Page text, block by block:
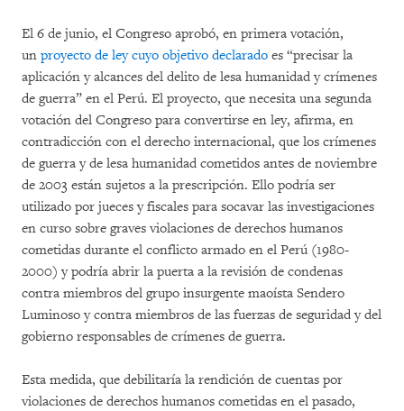
El 6 de junio, el Congreso aprobó, en primera votación,
un proyecto de ley cuyo objetivo declarado es “precisar la
aplicación y alcances del delito de lesa humanidad y crímenes
de guerra” en el Perú. El proyecto, que necesita una segunda
votación del Congreso para convertirse en ley, afirma, en
contradicción con el derecho internacional, que los crímenes
de guerra y de lesa humanidad cometidos antes de noviembre
de 2003 están sujetos a la prescripción. Ello podría ser
utilizado por jueces y fiscales para socavar las investigaciones
en curso sobre graves violaciones de derechos humanos
cometidas durante el conflicto armado en el Perú (1980-
2000) y podría abrir la puerta a la revisión de condenas
contra miembros del grupo insurgente maoísta Sendero
Luminoso y contra miembros de las fuerzas de seguridad y del
gobierno responsables de crímenes de guerra.
Esta medida, que debilitaría la rendición de cuentas por
violaciones de derechos humanos cometidas en el pasado,